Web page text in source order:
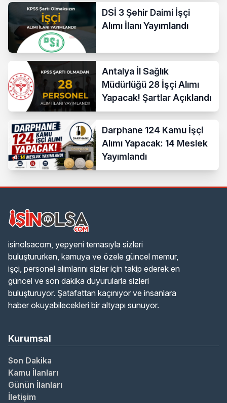
Kadrolar
DSİ 3 Şehir Daimi İşçi
Alımı İlanı Yayımlandı
Antalya İl Sağlık
Müdürlüğü 28 İşçi Alımı
Yapacak! Şartlar Açıklandı
Darphane 124 Kamu İşçi
Alımı Yapacak: 14 Meslek
Yayımlandı
isinolsacom, yepyeni temasıyla sizleri
buluştururken, kamuya ve özele güncel memur,
işçi, personel alımlarını sizler için takip ederek en
güncel ve son dakika duyurularla sizleri
buluşturuyor. Şatafattan kaçınıyor ve insanlara
haber okuyabilecekleri bir altyapı sunuyor.
Kurumsal
Son Dakika
Kamu İlanları
Günün İlanları
İletişim